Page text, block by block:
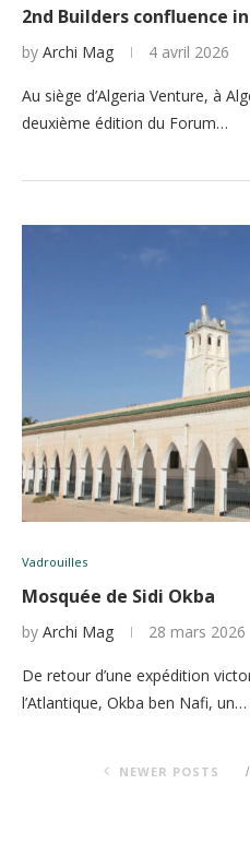
2nd Builders confluence
by Archi Mag 4 avril 2026
Au siège d’Algeria Venture, à
deuxième édition du Forum…
Vadrouilles
Mosquée de Sidi Okba
by Archi Mag 28 mars 2026
De retour d’une expédition
l’Atlantique, Okba ben Nafi, un…
NEWER POSTS